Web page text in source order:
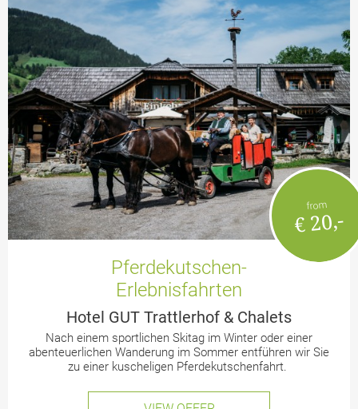
from
€ 20,-
Pferdekutschen-
Erlebnisfahrten
Hotel GUT Trattlerhof & Chalets
Nach einem sportlichen Skitag im Winter oder einer
abenteuerlichen Wanderung im Sommer entführen wir Sie
zu einer kuscheligen Pferdekutschenfahrt.